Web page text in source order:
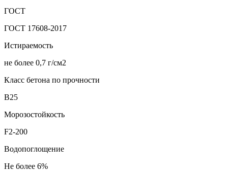
ГОСТ
ГОСТ 17608-2017
Истираемость
не более 0,7 г/см2
Класс бетона по прочности
В25
Морозостойкость
F2-200
Водопоглощение
Не более 6%